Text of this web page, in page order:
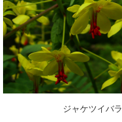
ジャケツイバラ